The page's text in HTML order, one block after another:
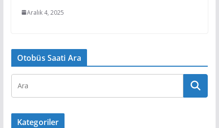
Aralık 4, 2025
Otobüs Saati Ara
Kategoriler